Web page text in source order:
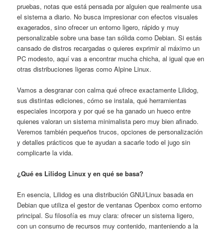
pruebas, notas que está pensada por alguien que realmente usa
el sistema a diario. No busca impresionar con efectos visuales
exagerados, sino ofrecer un entorno ligero, rápido y muy
personalizable sobre una base tan sólida como Debian. Si estás
cansado de distros recargadas o quieres exprimir al máximo un
PC modesto, aquí vas a encontrar mucha chicha, al igual que en
otras distribuciones ligeras como Alpine Linux.
Vamos a desgranar con calma qué ofrece exactamente Lilidog,
sus distintas ediciones, cómo se instala, qué herramientas
especiales incorpora y por qué se ha ganado un hueco entre
quienes valoran un sistema minimalista pero muy bien afinado.
Veremos también pequeños trucos, opciones de personalización
y detalles prácticos que te ayudan a sacarle todo el jugo sin
complicarte la vida.
¿Qué es Lilidog Linux y en qué se basa?
En esencia, Lilidog es una distribución GNU/Linux basada en
Debian que utiliza el gestor de ventanas Openbox como entorno
principal. Su filosofía es muy clara: ofrecer un sistema ligero,
con un consumo de recursos muy contenido, manteniendo a la